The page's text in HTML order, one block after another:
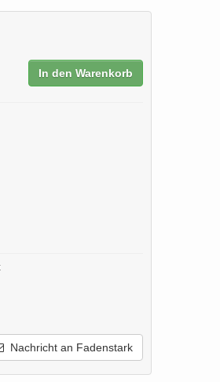
In den Warenkorb
Nachricht an Fadenstark